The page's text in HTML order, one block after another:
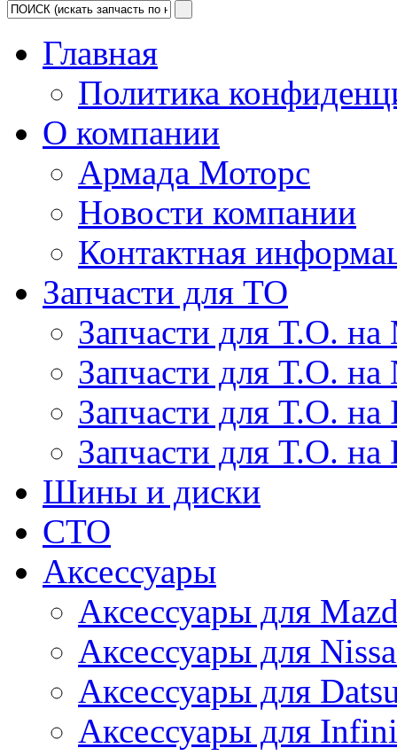
Главная
Политика
О компании
Армада Моторс
Новости компании
Контактная
Запчасти для ТО
Запчасти для Т.О. на
Запчасти для Т.О. на
Запчасти для Т.О.
Запчасти для Т.О. на
Шины и диски
СТО
Аксессуары
Аксессуары для
Аксессуары для
Аксессуары для
Аксессуары для